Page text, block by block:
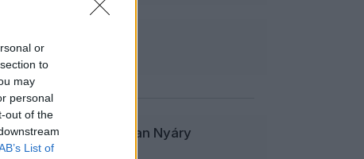
or
to
may
personal
out of the
List of
a Csemegepultban Nyáry